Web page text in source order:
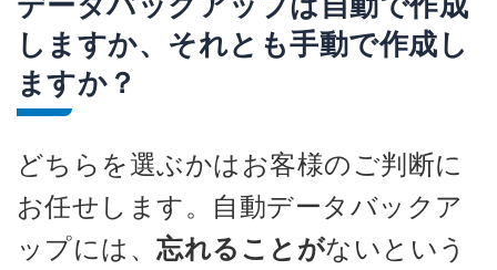
しますか、それとも手動で作成し
ますか？
どちらを選ぶかはお客様のご判断に
お任せします。自動データバックア
ップには、忘れることがないという